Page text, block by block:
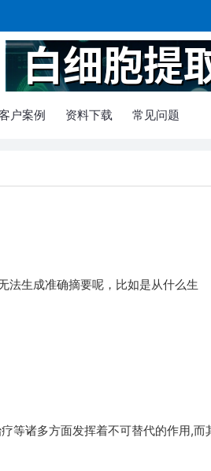
户案例 资料下载 常见问题
法生成准确摘要呢，比如是从什么生
等诸多方面发挥着不可替代的作用,而